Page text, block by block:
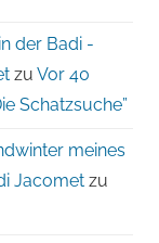
der Badi -
zu Vor 40
Schatzsuche”
meines
Jacomet zu